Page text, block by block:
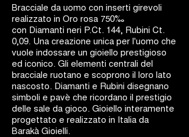
Bracciale da uomo con inserti girevoli
realizzato in Oro rosa 750‰
con Diamanti neri P.Ct. 144, Rubini Ct.
0,09. Una creazione unica per l'uomo che
vuole indossare un gioiello prestigioso
ed iconico. Gli elementi centrali del
bracciale ruotano e scoprono il loro lato
nascosto. Diamanti e Rubini disegnano
simboli e pavè che ricordano il prestigio
delle sale da gioco. Gioiello interamente
progettato e realizzato in Italia da
Barakà Gioielli.